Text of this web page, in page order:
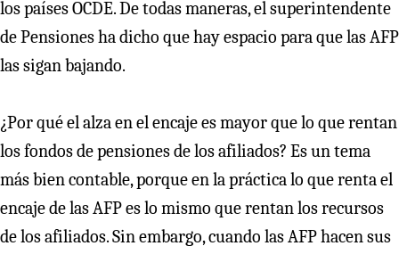
los países OCDE. De todas maneras, el superintendente
de Pensiones ha dicho que hay espacio para que las AFP
las sigan bajando.
¿Por qué el alza en el encaje es mayor que lo que rentan
los fondos de pensiones de los afiliados? Es un tema
más bien contable, porque en la práctica lo que renta el
encaje de las AFP es lo mismo que rentan los recursos
de los afiliados. Sin embargo, cuando las AFP hacen sus